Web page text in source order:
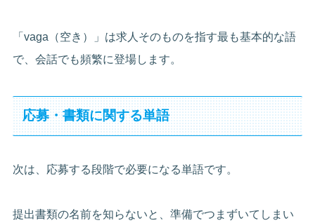
「vaga（空き）」は求人そのものを指す最も基本的な語
で、会話でも頻繁に登場します。
応募・書類に関する単語
次は、応募する段階で必要になる単語です。
提出書類の名前を知らないと、準備でつまずいてしまい